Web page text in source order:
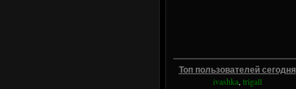
Топ пользователей сегодня
ivashka, trigall